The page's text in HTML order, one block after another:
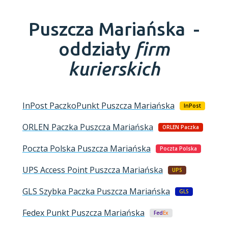
Puszcza Mariańska -
oddziały firm
kurierskich
InPost PaczkoPunkt Puszcza Mariańska InPost
ORLEN Paczka Puszcza Mariańska ORLEN Paczka
Poczta Polska Puszcza Mariańska Poczta Polska
UPS Access Point Puszcza Mariańska UPS
GLS Szybka Paczka Puszcza Mariańska GLS
Fedex Punkt Puszcza Mariańska FedEx